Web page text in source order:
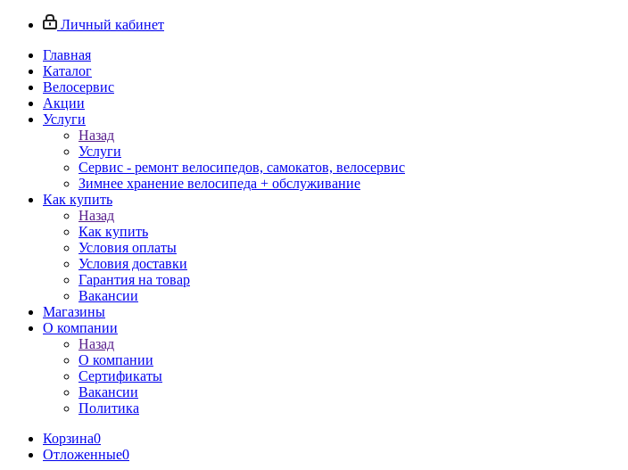
Личный кабинет
Главная
Каталог
Велосервис
Акции
Услуги
Назад
Услуги
Сервис - ремонт велосипедов, самокатов, велосервис
Зимнее хранение велосипеда + обслуживание
Как купить
Назад
Как купить
Условия оплаты
Условия доставки
Гарантия на товар
Вакансии
Магазины
О компании
Назад
О компании
Сертификаты
Вакансии
Политика
Корзина0
Отложенные0